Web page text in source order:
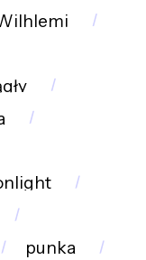
punka